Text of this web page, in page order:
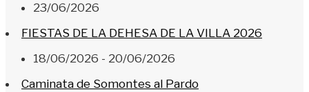
23/06/2026
FIESTAS DE LA DEHESA DE LA VILLA 2026
18/06/2026 - 20/06/2026
Caminata de Somontes al Pardo